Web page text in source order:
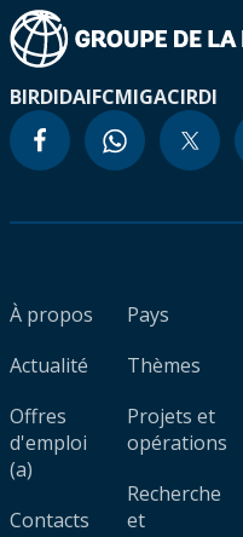
BIRDIDAIFCMIGACIRDI
À propos
Actualité
Offres
d'emploi
(a)
Contacts
Pays
Thèmes
Projets et
opérations
Recherche
et